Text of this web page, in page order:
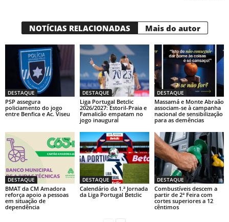
NOTÍCIAS RELACIONADAS Mais do autor
DESTAQUE
PSP assegura
policiamento do jogo
entre Benfica e Ac. Viseu
DESTAQUE
Liga Portugal Betclic
2026/2027: Estoril-Praia e
Famalicão empatam no
jogo inaugural
DESTAQUE
Massamá e Monte Abraão
associam-se à campanha
nacional de sensibilização
para as demências
DESTAQUE
BMAT da CM Amadora
reforça apoio a pessoas
em situação de
dependência
DESTAQUE
Calendário da 1.ª Jornada
da Liga Portugal Betclic
DESTAQUE
Combustíveis descem a
partir de 2ª Feira com
cortes superiores a 12
cêntimos